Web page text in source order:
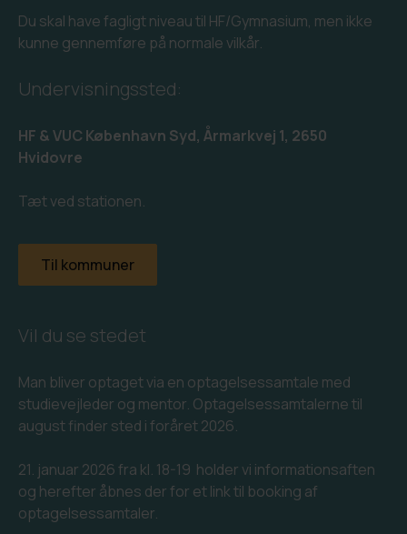
Du skal have fagligt niveau til HF/Gymnasium, men ikke
kunne gennemføre på normale vilkår.
Undervisningssted:
HF & VUC København Syd, Årmarkvej 1, 2650
Hvidovre
Tæt ved stationen.
Til kommuner
Vil du se stedet
Man bliver optaget via en optagelsessamtale med
studievejleder og mentor. Optagelsessamtalerne til
august finder sted i foråret 2026.
21. januar 2026 fra kl. 18-19 holder vi informationsaften
og herefter åbnes der for et link til booking af
optagelsessamtaler.
Merit
Eksamen som selvstuderende
Studievalg København
HF PLUS
HF Vinter
FVU dansk til SOSU og Sundhed
FVU dansk for ledige og jobsøgende
It-regler og adfærd
Studie-og ordensregler
Find lokalet
Organisationsdiagram
Undervisningsbeskrivelser
Årsrapporter